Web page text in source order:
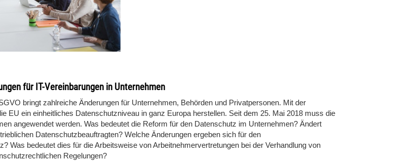
für IT-Vereinbarungen in Unternehmen
bringt zahlreiche Änderungen für Unternehmen, Behörden und Privatpersonen. Mit der
EU ein einheitliches Datenschutzniveau in ganz Europa herstellen. Seit dem 25. Mai 2018 muss die
angewendet werden. Was bedeutet die Reform für den Datenschutz im Unternehmen? Ändert
Datenschutzbeauftragten? Welche Änderungen ergeben sich für den
Was bedeutet dies für die Arbeitsweise von Arbeitnehmervertretungen bei der Verhandlung von
Regelungen?